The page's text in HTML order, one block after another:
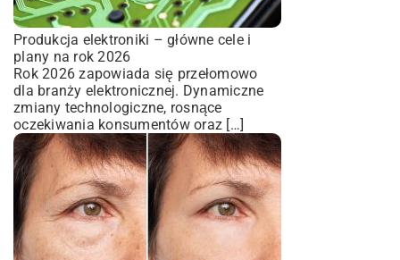
Produkcja elektroniki – główne cele i
plany na rok 2026
Rok 2026 zapowiada się przełomowo
dla branży elektronicznej. Dynamiczne
zmiany technologiczne, rosnące
oczekiwania konsumentów oraz […]